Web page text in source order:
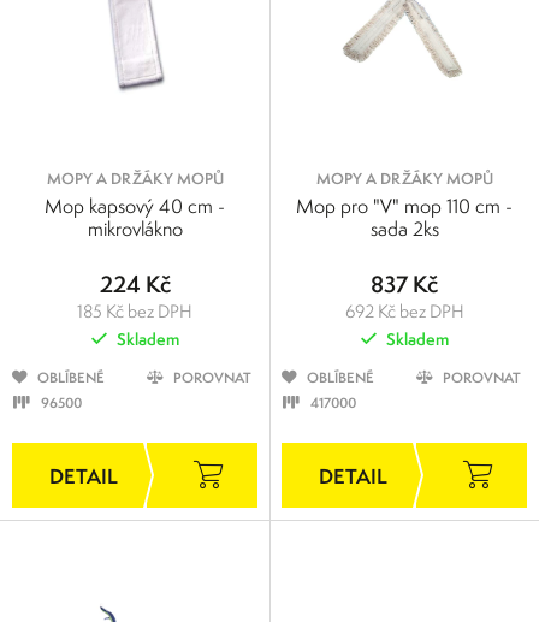
MOPY A DRŽÁKY MOPŮ
Mop kapsový 40 cm -
mikrovlákno
224 Kč
185 Kč bez DPH
Skladem
OBLÍBENÉ
POROVNAT
96500
MOPY A DRŽÁKY MOPŮ
Mop pro "V" mop 110 cm -
sada 2ks
837 Kč
692 Kč bez DPH
Skladem
OBLÍBENÉ
POROVNAT
417000